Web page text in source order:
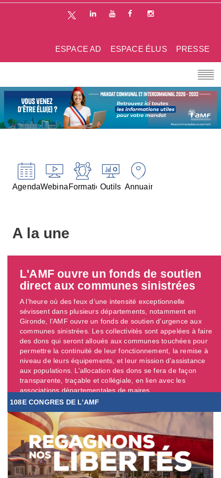
PRESSE
ESPACE ÉLUS
ESPACE AD
AgendaWebinairesFormationsOutils Annuaires
A la une
L'AMF ouvre un fonds de soutien
direct aux communes sinistrées
A l’heure où des feux d’une intensité exceptionnelle
sévissent dans plusieurs départements, notamment en
Gironde, l’AMF ouvre un fonds de soutien d’urgence aux
communes sinistrées. Les collectivités sont appelées à faire
des dons qui seront alloués aux communes touchées pour
permettre la continuité de leur fonctionnement, la remise à
niveau de leurs équipements, et leur mission d’assistance
aux populations. L’allocation des dons se fera de façon
transparente, traçable et collégiale, en lien avec les
associations départementales de maires. ...
108E CONGRES DE L'AMF